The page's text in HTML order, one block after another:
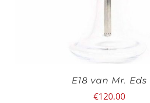
E18 van Mr. Eds
€120.00